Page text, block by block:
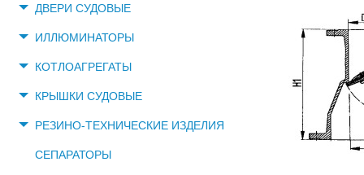
ДВЕРИ СУДОВЫЕ
ИЛЛЮМИНАТОРЫ
КОТЛОАГРЕГАТЫ
КРЫШКИ СУДОВЫЕ
РЕЗИНО-ТЕХНИЧЕСКИЕ ИЗДЕЛИЯ
СЕПАРАТОРЫ